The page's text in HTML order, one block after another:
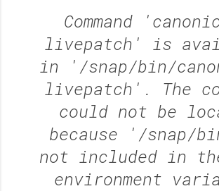
Command
livepatch' is
in '/snap/bin/
livepatch'. The
could not be
because '/snap/
not included in the
environment